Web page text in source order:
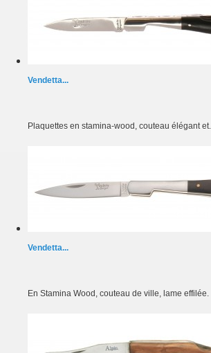
Vendetta...
Plaquettes en stamina-wood, couteau élégant et...
Vendetta...
En Stamina Wood, couteau de ville, lame effilée.